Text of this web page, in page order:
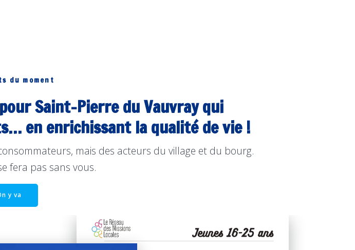
du moment
Saint-Pierre du Vauvray qui
en enrichissant la qualité de vie !
mais des acteurs du village et du bourg.
fera pas sans vous.
y va